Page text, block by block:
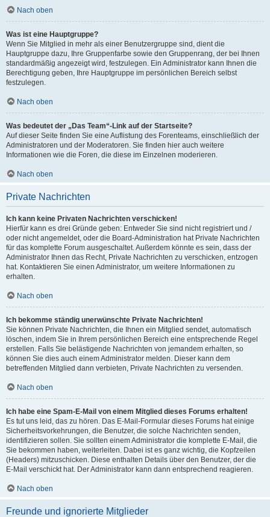
Nach oben
Was ist eine Hauptgruppe?
Wenn Sie Mitglied in mehr als einer Benutzergruppe sind, dient die
Hauptgruppe dazu, Ihre Gruppenfarbe sowie den Gruppenrang, der bei Ihnen
standardmäßig angezeigt wird, festzulegen. Ein Administrator kann Ihnen die
Berechtigung geben, Ihre Hauptgruppe im persönlichen Bereich selbst
festzulegen.
Nach oben
Was bedeutet der „Das Team“-Link auf der Startseite?
Auf dieser Seite finden Sie eine Auflistung des Forenteams, einschließlich der
Administratoren und der Moderatoren. Sie finden hier auch weitere
Informationen wie die Foren, die diese im Einzelnen moderieren.
Nach oben
Private Nachrichten
Ich kann keine Privaten Nachrichten verschicken!
Hierfür kann es drei Gründe geben: Entweder Sie sind nicht registriert und /
oder nicht angemeldet, oder die Board-Administration hat Private Nachrichten
für das komplette Forum ausgeschaltet. Außerdem könnte es sein, dass der
Administrator Ihnen das Recht, Private Nachrichten zu verschicken, entzogen
hat. Kontaktieren Sie einen Administrator, um weitere Informationen zu
erhalten.
Nach oben
Ich bekomme ständig unerwünschte Private Nachrichten!
Sie können Private Nachrichten, die Ihnen ein Mitglied sendet, automatisch
löschen, indem Sie in Ihrem persönlichen Bereich eine entsprechende Regel
erstellen. Falls Sie belästigende Nachrichten von jemandem erhalten, so
können Sie dies auch einem Administrator melden. Dieser kann dem
betreffenden Mitglied dann verbieten, Private Nachrichten zu versenden.
Nach oben
Ich habe eine Spam-E-Mail von einem Mitglied dieses Forums erhalten!
Es tut uns leid, das zu hören. Das E-Mail-Formular dieses Forums hat einige
Sicherheitsvorkehrungen, die Benutzer, die solche Nachrichten senden,
identifizieren sollen. Sie sollten einem Administrator die komplette E-Mail, die
Sie bekommen haben, weiterleiten. Dabei ist es ganz wichtig, die Kopfzeilen
(Headers) mitzuschicken. Diese enthalten Details über den Benutzer, der die
E-Mail verschickt hat. Der Administrator kann dann entsprechend reagieren.
Nach oben
Freunde und ignorierte Mitglieder